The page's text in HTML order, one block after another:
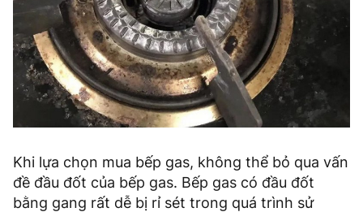
Khi lựa chọn mua bếp gas, không thể bỏ qua vấn
đề đầu đốt của bếp gas. Bếp gas có đầu đốt
bằng gang rất dễ bị rỉ sét trong quá trình sử